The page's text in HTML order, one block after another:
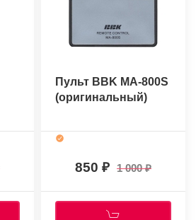
Пульт BBK MA-800S
(оригинальный)
850 1 000